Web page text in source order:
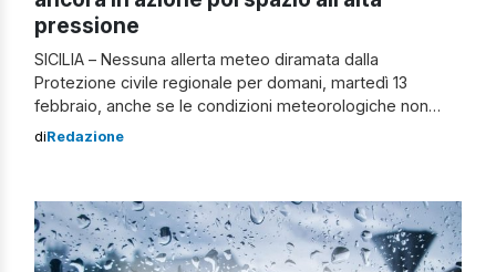
pressione
SICILIA – Nessuna allerta meteo diramata dalla
Protezione civile regionale per domani, martedì 13
febbraio, anche se le condizioni meteorologiche non
saranno delle migliori. In tutta la Regione, infatti,
e scaricare il bollettino meteo della Protezione civile
regionale Meteo Sicilia, […]
diRedazione